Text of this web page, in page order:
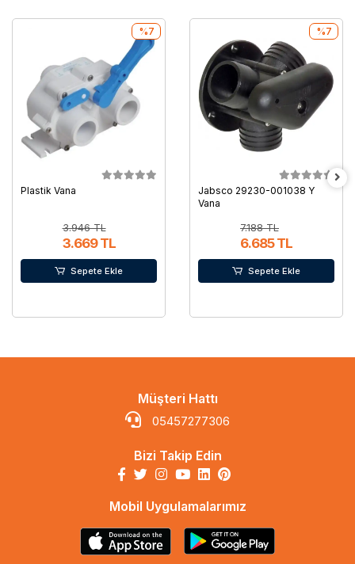
Plastik Vana
3.946 TL
3.669 TL
%7
Sepete Ekle
Jabsco 29230-001038 Y
Vana
7.188 TL
6.685 TL
%7
Sepete Ekle
Müşteri Hattı
05457277306
Bizi Takip Edin
Mobil Uygulamalarımız